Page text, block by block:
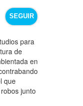
SEGUIR
para
de
en
que
junto